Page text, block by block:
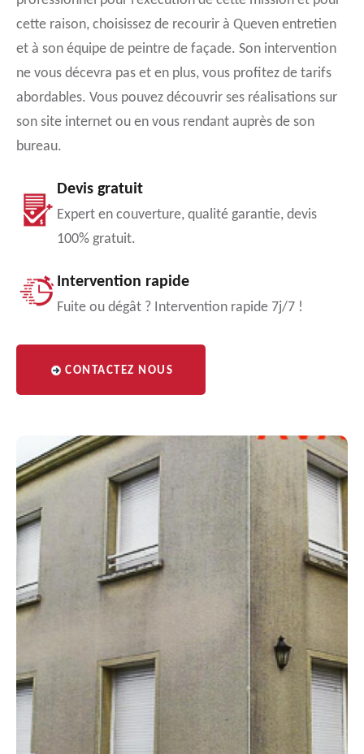
cette raison, choisissez de recourir à Queven entretien
et à son équipe de peintre de façade. Son intervention
ne vous décevra pas et en plus, vous profitez de tarifs
abordables. Vous pouvez découvrir ses réalisations sur
son site internet ou en vous rendant auprès de son
bureau.
Devis gratuit
Expert en couverture, qualité garantie, devis
100% gratuit.
Intervention rapide
Fuite ou dégât ? Intervention rapide 7j/7 !
CONTACTEZ NOUS